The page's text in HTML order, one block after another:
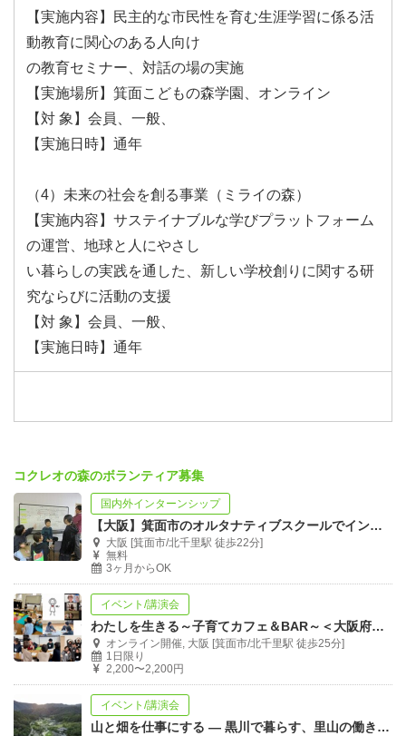
【実施内容】民主的な市民性を育む生涯学習に係る活
動教育に関心のある人向け
の教育セミナー、対話の場の実施
【実施場所】箕面こどもの森学園、オンライン
【対 象】会員、一般、
【実施日時】通年
（4）未来の社会を創る事業（ミライの森）
【実施内容】サステイナブルな学びプラットフォーム
の運営、地球と人にやさし
い暮らしの実践を通した、新しい学校創りに関する研
究ならびに活動の支援
【対 象】会員、一般、
【実施日時】通年
コクレオの森のボランティア募集
国内外インターンシップ
【大阪】箕面市のオルタナティブスクールでインターン募集中！【小中学校】
大阪 [箕面市/北千里駅 徒歩22分]
無料
3ヶ月からOK
イベント/講演会
わたしを生きる～子育てカフェ＆BAR～＜大阪府箕面市/オンライン＞
オンライン開催, 大阪 [箕面市/北千里駅 徒歩25分]
1日限り
2,200〜2,200円
イベント/講演会
山と畑を仕事にする ― 黒川で暮らす、里山の働き方 ―